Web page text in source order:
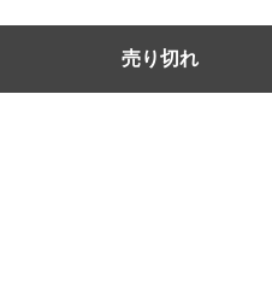
売り切れ